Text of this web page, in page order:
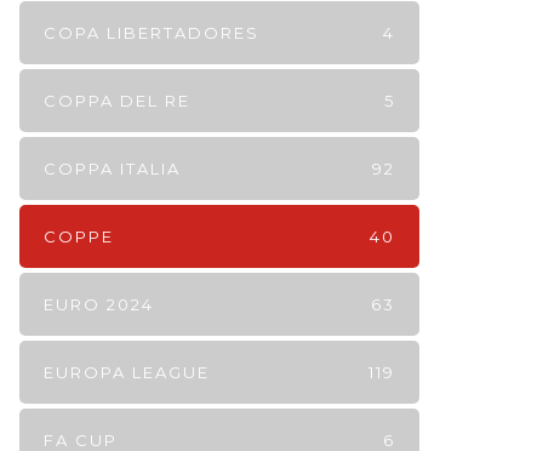
COPA LIBERTADORES 4
COPPA DEL RE 5
COPPA ITALIA 92
COPPE 40
EURO 2024 63
EUROPA LEAGUE 119
FA CUP 6